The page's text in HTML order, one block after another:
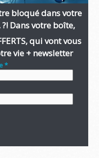
bloqué dans votre
Dans votre boîte,
qui vont vous
vie + newsletter
*